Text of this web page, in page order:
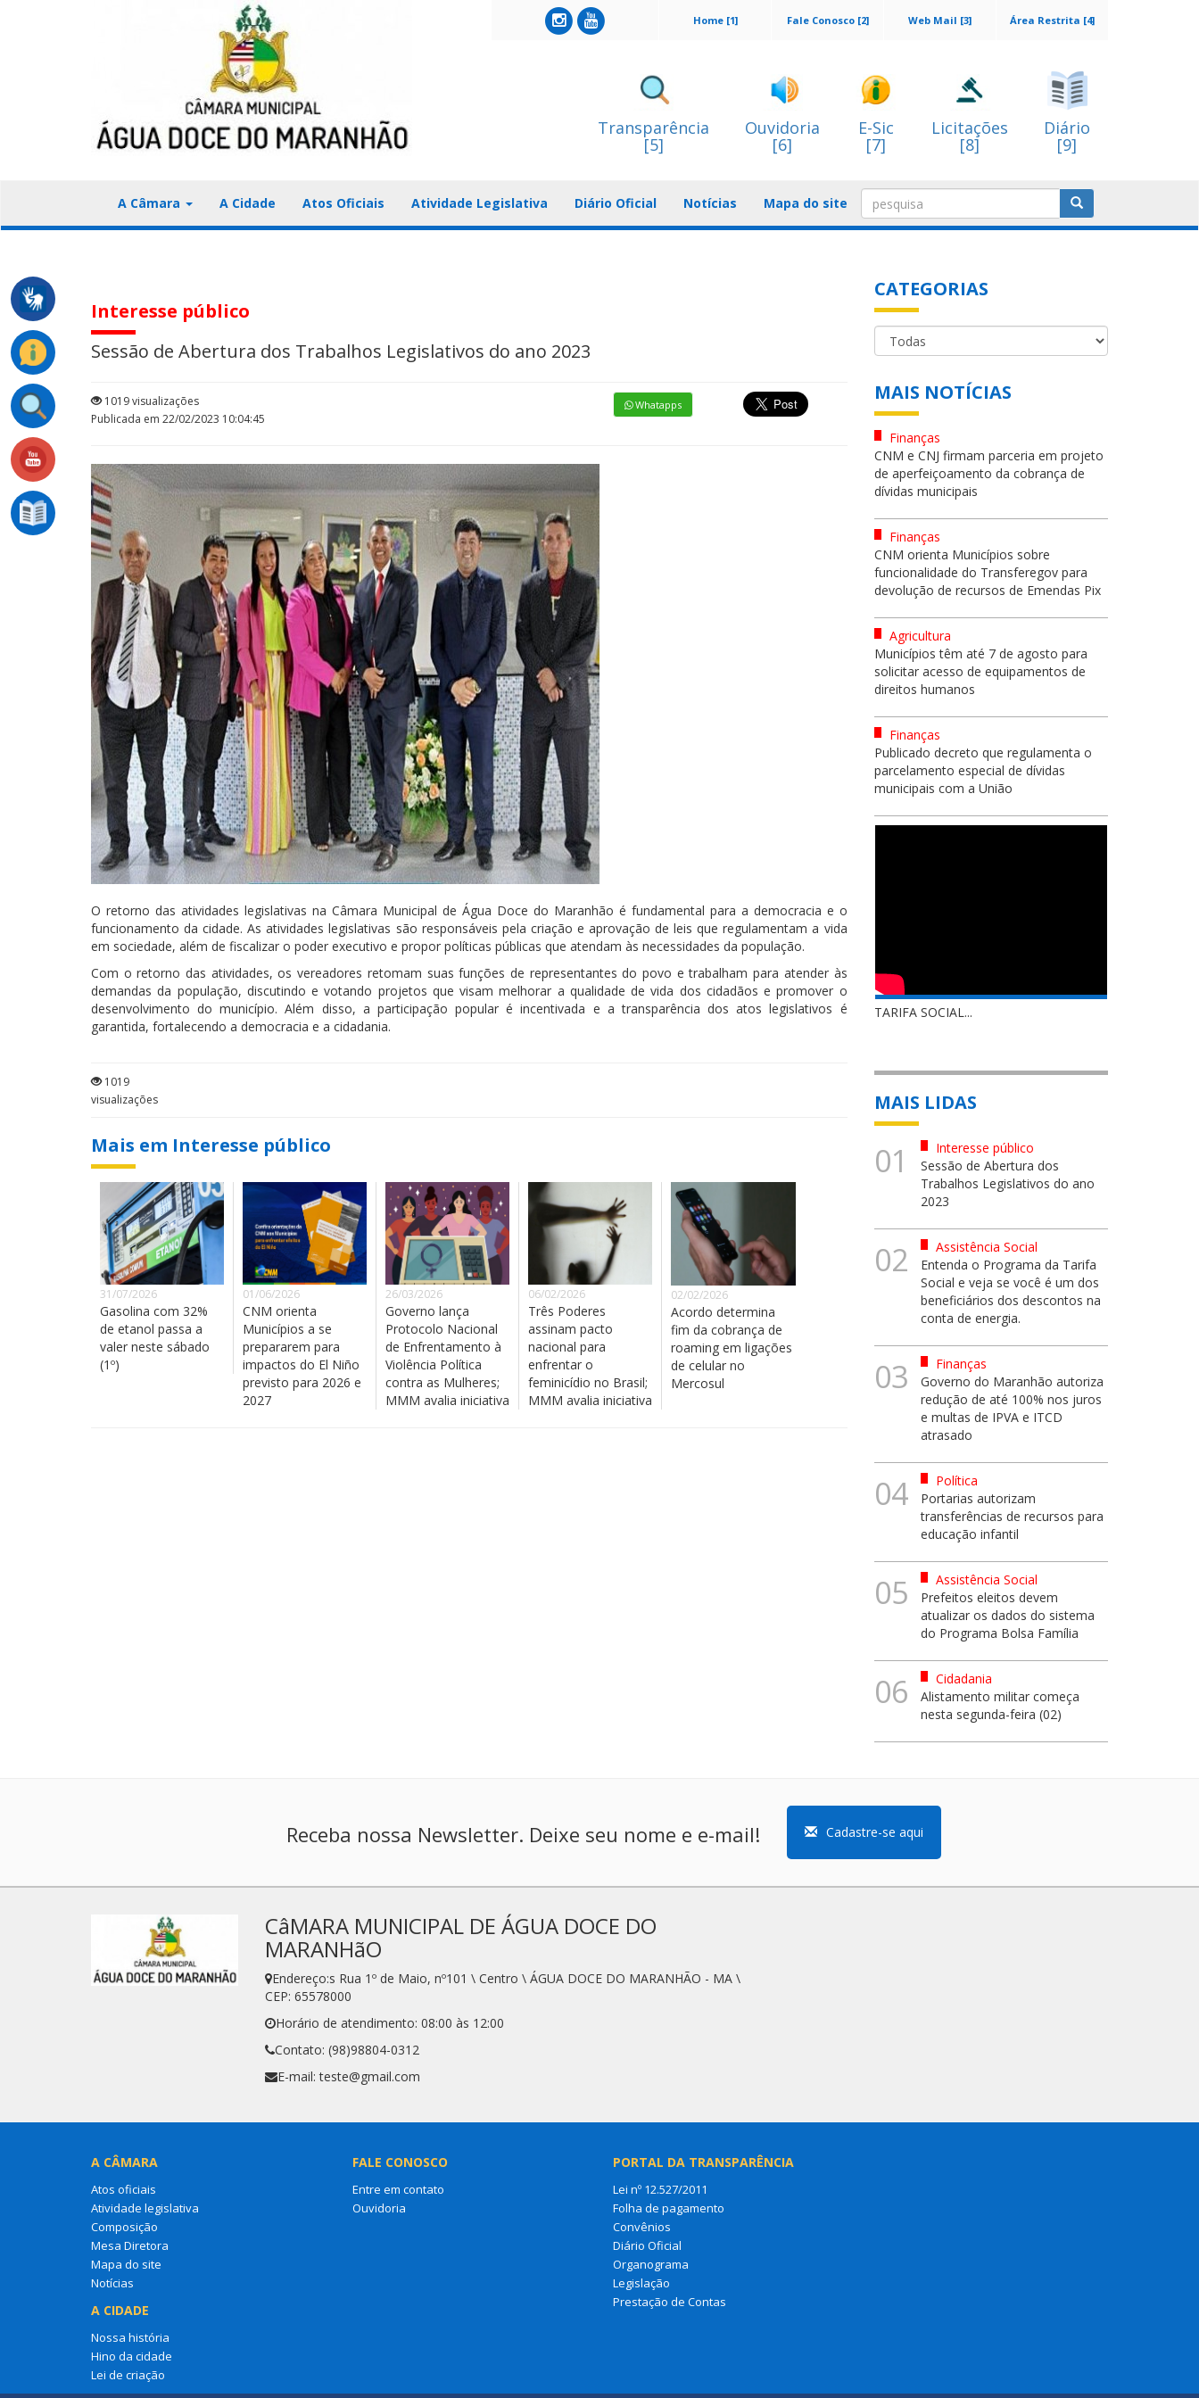
Área Restrita [4]
Web Mail [3]
Fale Conosco [2]
Home [1]
Transparência
[5]
Ouvidoria
[6]
E-Sic
[7]
Licitações
[8]
Diário
[9]
A Câmara A Cidade Atos Oficiais Atividade Legislativa Diário Oficial Notícias Mapa do site
Interesse público
Sessão de Abertura dos Trabalhos Legislativos do ano 2023
1019 visualizações
Publicada em 22/02/2023 10:04:45
Whatapps
O retorno das atividades legislativas na Câmara Municipal de Água Doce do Maranhão é fundamental para a democracia e o
funcionamento da cidade. As atividades legislativas são responsáveis pela criação e aprovação de leis que regulamentam a vida
em sociedade, além de fiscalizar o poder executivo e propor políticas públicas que atendam às necessidades da população.
Com o retorno das atividades, os vereadores retomam suas funções de representantes do povo e trabalham para atender às
demandas da população, discutindo e votando projetos que visam melhorar a qualidade de vida dos cidadãos e promover o
desenvolvimento do município. Além disso, a participação popular é incentivada e a transparência dos atos legislativos é
garantida, fortalecendo a democracia e a cidadania.
1019
visualizações
Mais em Interesse público
31/07/2026
Gasolina com 32%
de etanol passa a
valer neste sábado
(1º)
01/06/2026
CNM orienta
Municípios a se
prepararem para
impactos do El Niño
previsto para 2026 e
2027
26/03/2026
Governo lança
Protocolo Nacional
de Enfrentamento à
Violência Política
contra as Mulheres;
MMM avalia iniciativa
06/02/2026
Três Poderes
assinam pacto
nacional para
enfrentar o
feminicídio no Brasil;
MMM avalia iniciativa
02/02/2026
Acordo determina
fim da cobrança de
roaming em ligações
de celular no
Mercosul
CATEGORIAS
MAIS NOTÍCIAS
Finanças
CNM e CNJ firmam parceria em projeto
de aperfeiçoamento da cobrança de
dívidas municipais
Finanças
CNM orienta Municípios sobre
funcionalidade do Transferegov para
devolução de recursos de Emendas Pix
Agricultura
Municípios têm até 7 de agosto para
solicitar acesso de equipamentos de
direitos humanos
Finanças
Publicado decreto que regulamenta o
parcelamento especial de dívidas
municipais com a União
TARIFA SOCIAL...
MAIS LIDAS
01
Interesse público
Sessão de Abertura dos
Trabalhos Legislativos do ano
2023
02
Assistência Social
Entenda o Programa da Tarifa
Social e veja se você é um dos
beneficiários dos descontos na
conta de energia.
03
Finanças
Governo do Maranhão autoriza
redução de até 100% nos juros
e multas de IPVA e ITCD
atrasado
04
Política
Portarias autorizam
transferências de recursos para
educação infantil
05
Assistência Social
Prefeitos eleitos devem
atualizar os dados do sistema
do Programa Bolsa Família
06
Cidadania
Alistamento militar começa
nesta segunda-feira (02)
Receba nossa Newsletter. Deixe seu nome e e-mail! Cadastre-se aqui
CâMARA MUNICIPAL DE ÁGUA DOCE DO
MARANHãO
Endereço:s Rua 1º de Maio, nº101 \ Centro \ ÁGUA DOCE DO MARANHÃO - MA \
CEP: 65578000
Horário de atendimento: 08:00 às 12:00
Contato: (98)98804-0312
E-mail: teste@gmail.com
A CÂMARA
Atos oficiais
Atividade legislativa
Composição
Mesa Diretora
Mapa do site
Notícias
A CIDADE
Nossa história
Hino da cidade
Lei de criação
FALE CONOSCO
Entre em contato
Ouvidoria
PORTAL DA TRANSPARÊNCIA
Lei nº 12.527/2011
Folha de pagamento
Convênios
Diário Oficial
Organograma
Legislação
Prestação de Contas